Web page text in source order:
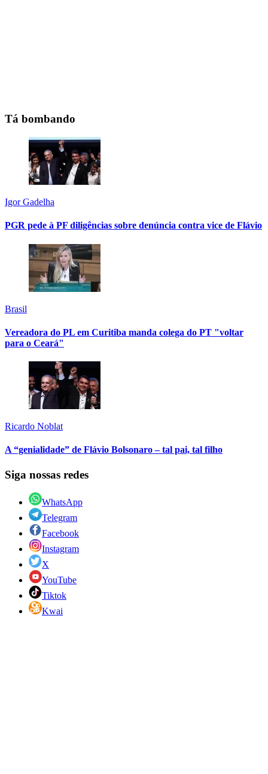
Tá bombando
Igor Gadelha
PGR pede à PF diligências sobre denúncia contra vice de Flávio
Brasil
Vereadora do PL em Curitiba manda colega do PT "voltar
para o Ceará"
Ricardo Noblat
A “genialidade” de Flávio Bolsonaro – tal pai, tal filho
Siga nossas redes
WhatsApp
Telegram
Facebook
Instagram
X
YouTube
Tiktok
Kwai